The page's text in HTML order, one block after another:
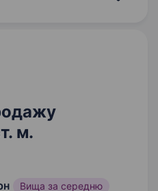
м.
Вища за середню